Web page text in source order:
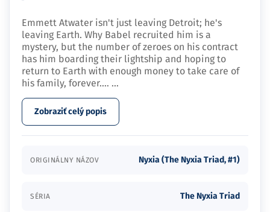
Emmett Atwater isn't just leaving Detroit; he's
leaving Earth. Why Babel recruited him is a
mystery, but the number of zeroes on his contract
has him boarding their lightship and hoping to
return to Earth with enough money to take care of
his family, forever.… ...
Zobraziť celý popis
ORIGINÁLNY NÁZOV Nyxia (The Nyxia Triad, #1)
SÉRIA The Nyxia Triad